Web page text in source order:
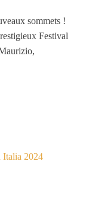
sommets !
Festival
Italia 2024